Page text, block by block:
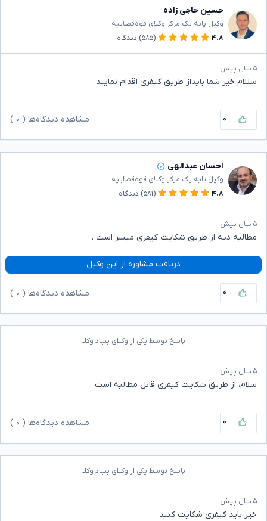
حسین حاجی زاده
وکیل پایه یک مرکز وکلای قوه‌قضاییه
۴.۸
(۵۸۵) دیدگاه
۵ سال پیش
سللام خیر شما بایداز طریق کیفری اقدام نمایید
۰ مشاهده دیدگاه‌ها ( ۰
احسان عبدالهی
وکیل پایه یک مرکز وکلای قوه‌قضاییه
۴.۸
(۵۸۱) دیدگاه
۵ سال پیش
مطالبه دیه از طریق شکایت کیفری میسر است .
دریافت مشاوره از این وکیل
۰ مشاهده دیدگاه‌ها ( ۰
پاسخ توسط یکی از وکلای بنیاد وکلا
۵ سال پیش
سلام، از طریق شکایت کیفری قابل مطالبه است
۰ مشاهده دیدگاه‌ها ( ۰
پاسخ توسط یکی از وکلای بنیاد وکلا
۵ سال پیش
خیر باید کیفری شکایت کنید